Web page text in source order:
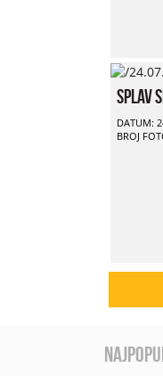
Splav
DATUM:
BROJ